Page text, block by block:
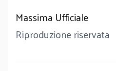
Massima Ufficiale
Riproduzione riservata